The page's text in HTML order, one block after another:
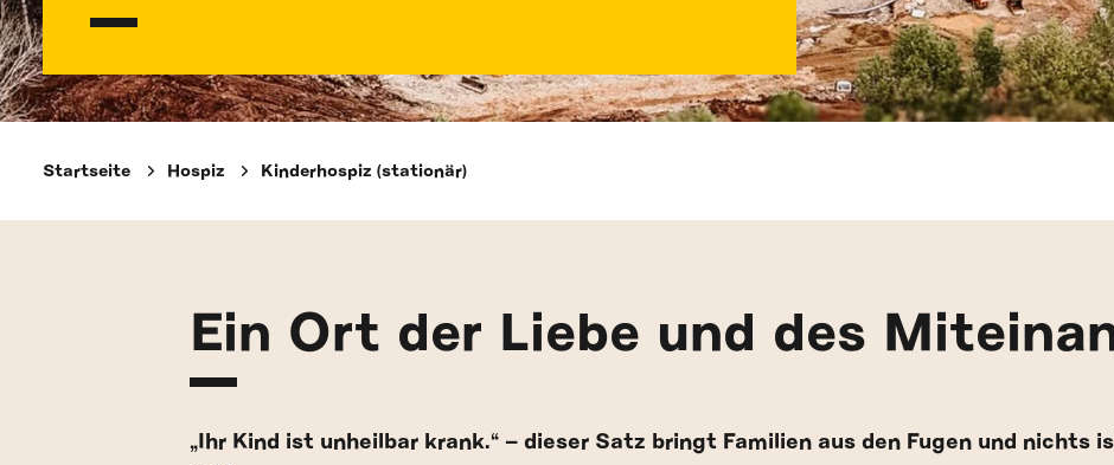
Startseite Hospiz Kinderhospiz (stationär)
Ein Ort der Liebe und des
„Ihr Kind ist unheilbar krank.“ – dieser Satz bringt Familien aus den Fugen und nichts